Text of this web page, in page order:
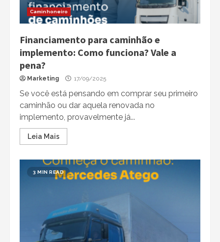
Caminhoneiro
Financiamento para caminhão e
implemento: Como funciona? Vale a
pena?
Marketing 17/09/2025
Se você está pensando em comprar seu primeiro
caminhão ou dar aquela renovada no
implemento, provavelmente já...
Leia Mais
3 MIN READ